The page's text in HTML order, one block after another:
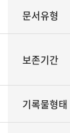
문서유형
보존기간
기록물형태